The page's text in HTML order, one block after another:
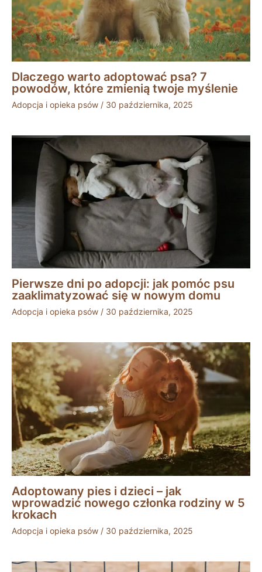
Dlaczego warto adoptować psa? 7
powodów, które zmienią twoje myślenie
Adopcja i opieka psów / 30 października, 2025
Pierwsze dni po adopcji: jak pomóc psu
zaaklimatyzować się w nowym domu
Adopcja i opieka psów / 30 października, 2025
Adoptowany pies i dzieci – jak
wprowadzić nowego członka rodziny w 5
krokach
Adopcja i opieka psów / 30 października, 2025